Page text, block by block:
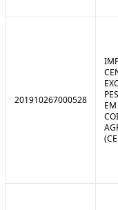
201910267000528